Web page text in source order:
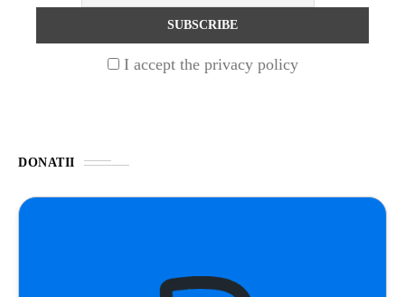
I accept the privacy policy
DONATII
2 years ago
Seriale turcesti:Top 5 cele mai bune seriale
poti debloca